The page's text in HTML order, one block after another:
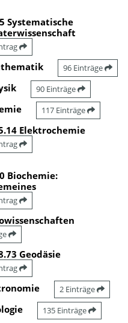
Systematische
96 Einträge
90 Einträge
117 Einträge
Elektrochemie
Biochemie:
Geodäsie
2 Einträge
135 Einträge